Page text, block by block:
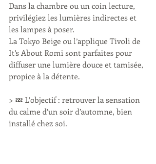
Dans la chambre ou un coin lecture,
privilégiez les lumières indirectes et
les lampes à poser.
La Tokyo Beige ou l’applique Tivoli de
It’s About Romi sont parfaites pour
diffuser une lumière douce et tamisée,
propice à la détente.
> 💤 L’objectif : retrouver la sensation
du calme d’un soir d’automne, bien
installé chez soi.